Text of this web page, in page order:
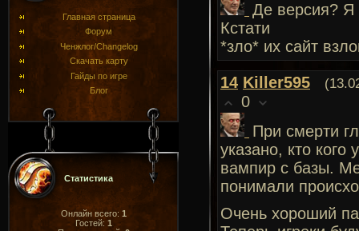
Главная страница
Форум
Ченжлог/Changelog
Скачать карту
Гайды по игре
Блог
Статистика
Онлайн всего: 1
Гостей: 1
Де версия? Я
Кстати
*зло* их сайт
14 Killer595
0
При смерти
указано, кто
вампир с базы.
понимали
Очень хороший